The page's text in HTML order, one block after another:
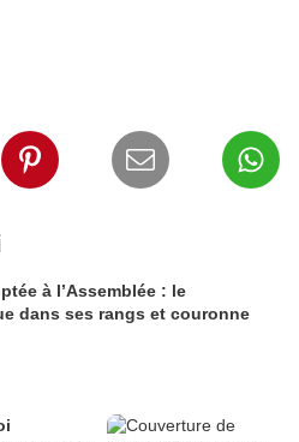
à l’Assemblée : le
dans ses rangs et couronne